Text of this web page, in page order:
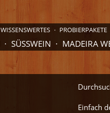
WISSENSWERTES PROBIERPAKETE
SÜSSWEIN MADEIRA
Einfach